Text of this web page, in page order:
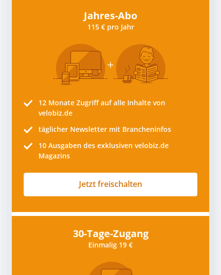
Jahres-Abo
115 € pro Jahr
12 Monate Zugriff auf alle Inhalte von
velobiz.de
täglicher Newsletter mit Brancheninfos
10 Ausgaben des exklusiven velobiz.de
Magazins
Jetzt freischalten
30-Tage-Zugang
Einmalig 19 €